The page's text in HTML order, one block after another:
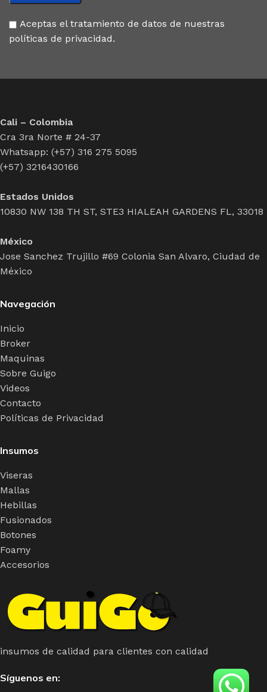
Aceptas el tratamiento de datos de nuestras
políticas de privacidad.
Cali – Colombia
Cra 3ra Norte # 24-37
Whatsapp: (+57) 316 275 5095
(+57) 3216430166
Estados Unidos
10830 NW 138 TH ST, STE3 HIALEAH GARDENS FL, 33018
México
Jose Sanchez Trujillo #69 Colonia San Alvaro, Ciudad de
México
Navegación
Inicio
Broker
Maquinas
Sobre Guigo
Videos
Contacto
Políticas de Privacidad
Insumos
Viseras
Mallas
Hebillas
Fusionados
Botones
Foamy
Accesorios
insumos de calidad para clientes con calidad
Síguenos en: